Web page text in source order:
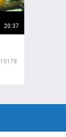
20:37
10178